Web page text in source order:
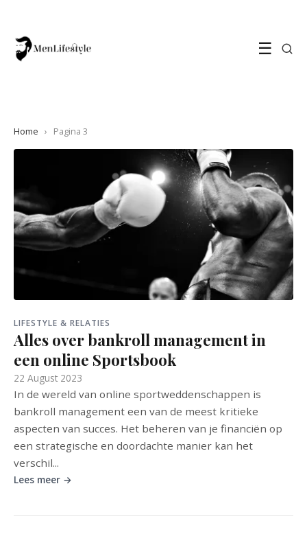
☰
Home › Pagina 3
LIFESTYLE & RELATIES
Alles over bankroll management in
een online Sportsbook
22 August 2023
In de wereld van online sportweddenschappen is
bankroll management een van de meest kritieke
aspecten van succes. Het beheren van je financiën op
een strategische en doordachte manier kan het
verschil...
Lees meer →